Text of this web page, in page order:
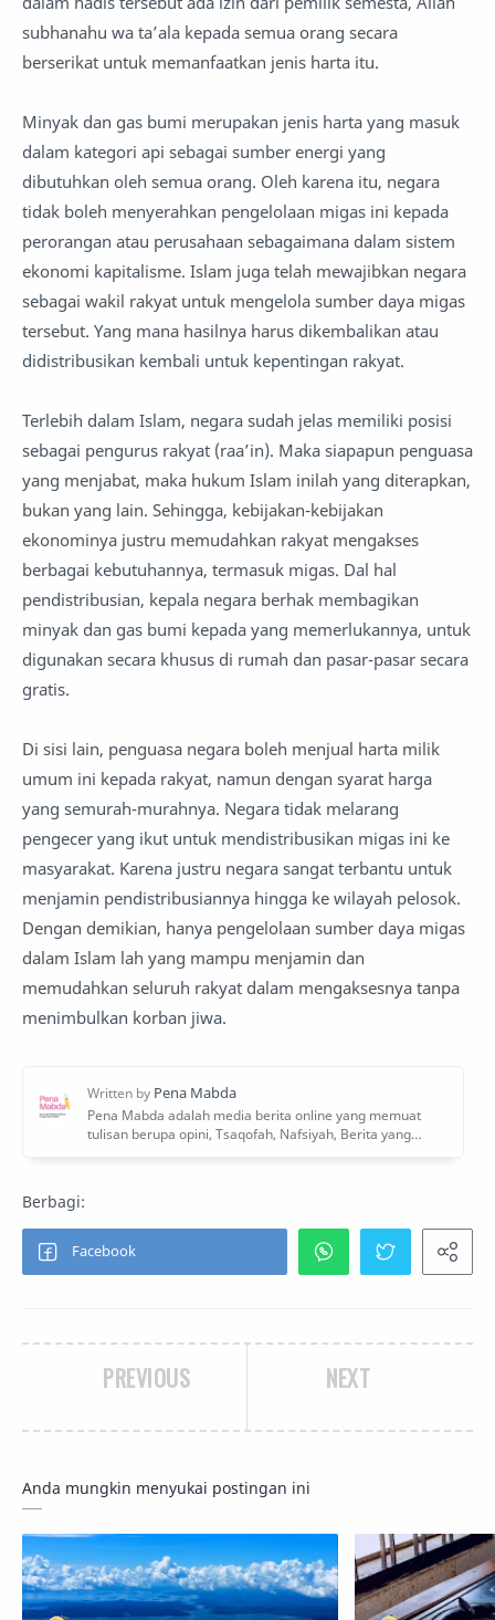
subhanahu wa ta’ala kepada semua orang secara
berserikat untuk memanfaatkan jenis harta itu.
Minyak dan gas bumi merupakan jenis harta yang masuk
dalam kategori api sebagai sumber energi yang
dibutuhkan oleh semua orang. Oleh karena itu, negara
tidak boleh menyerahkan pengelolaan migas ini kepada
perorangan atau perusahaan sebagaimana dalam sistem
ekonomi kapitalisme. Islam juga telah mewajibkan negara
sebagai wakil rakyat untuk mengelola sumber daya migas
tersebut. Yang mana hasilnya harus dikembalikan atau
didistribusikan kembali untuk kepentingan rakyat.
Terlebih dalam Islam, negara sudah jelas memiliki posisi
sebagai pengurus rakyat (raa’in). Maka siapapun penguasa
yang menjabat, maka hukum Islam inilah yang diterapkan,
bukan yang lain. Sehingga, kebijakan-kebijakan
ekonominya justru memudahkan rakyat mengakses
berbagai kebutuhannya, termasuk migas. Dal hal
pendistribusian, kepala negara berhak membagikan
minyak dan gas bumi kepada yang memerlukannya, untuk
digunakan secara khusus di rumah dan pasar-pasar secara
gratis.
Di sisi lain, penguasa negara boleh menjual harta milik
umum ini kepada rakyat, namun dengan syarat harga
yang semurah-murahnya. Negara tidak melarang
pengecer yang ikut untuk mendistribusikan migas ini ke
masyarakat. Karena justru negara sangat terbantu untuk
menjamin pendistribusiannya hingga ke wilayah pelosok.
Dengan demikian, hanya pengelolaan sumber daya migas
dalam Islam lah yang mampu menjamin dan
memudahkan seluruh rakyat dalam mengaksesnya tanpa
menimbulkan korban jiwa.
NEXT
PREVIOUS
Anda mungkin menyukai postingan ini